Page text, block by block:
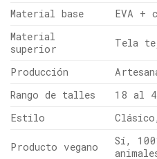
Material base
EVA +
Material
superior
Tela
Producción
Rango de talles
18 al
Estilo
Producto vegano
Sí,